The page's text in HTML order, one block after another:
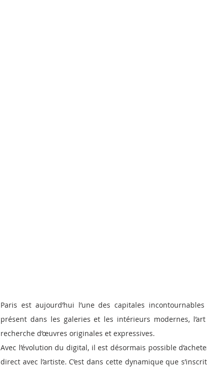
Paris est aujourd’hui l’une des capitales
présent dans les galeries et les intérieurs modernes,
recherche d’œuvres originales et expressives.
Avec l’évolution du digital, il est désormais possible
direct avec l’artiste. C’est dans cette dynamique que s’inscrit